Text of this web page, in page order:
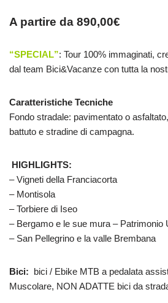
A partire da 890,00€
“SPECIAL”: Tour 100% immaginati,
dal team Bici&Vacanze con tutta la
Caratteristiche Tecniche
Fondo stradale: pavimentato o
battuto e stradine di campagna.
HIGHLIGHTS:
– Vigneti della Franciacorta
– Montisola
– Torbiere di Iseo
– Bergamo e le sue mura – Patrimonio
– San Pellegrino e la valle Brembana
Bici: bici / Ebike MTB a pedalata
Muscolare, NON ADATTE bici da